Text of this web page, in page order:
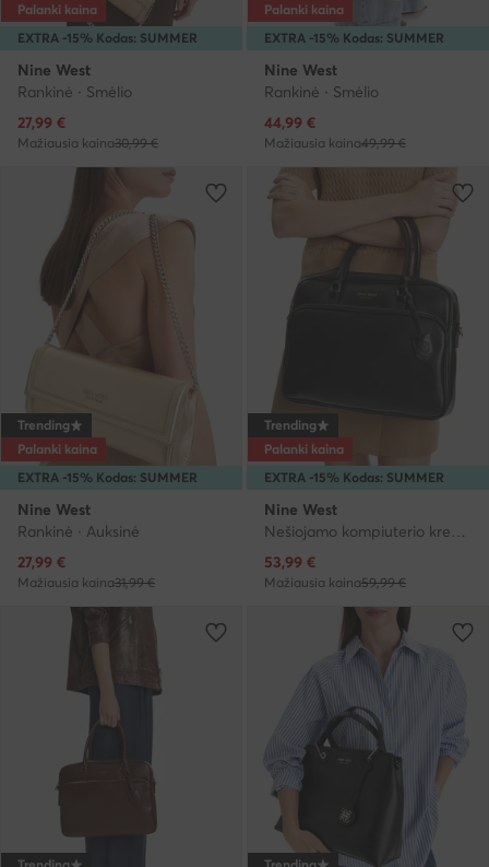
EXTRA -15% Kodas: SUMMER
Palanki kaina
Nine West
Rankinė · Smėlio
Dabartinė kaina
27,99 €
Mažiausia kaina30,99 €
EXTRA -15% Kodas: SUMMER
Palanki kaina
Nine West
Rankinė · Smėlio
Dabartinė kaina
44,99 €
Mažiausia kaina49,99 €
EXTRA -15% Kodas: SUMMER
Trending
Palanki kaina
Nine West
Rankinė · Auksinė
Dabartinė kaina
27,99 €
Mažiausia kaina31,99 €
EXTRA -15% Kodas: SUMMER
Trending
Palanki kaina
Nine West
Nešiojamo kompiuterio krepšys · Juoda
Dabartinė kaina
53,99 €
Mažiausia kaina59,99 €